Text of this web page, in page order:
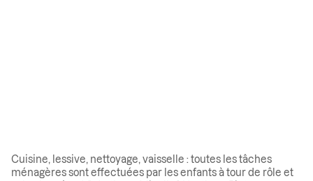
Cuisine, lessive, nettoyage, vaisselle : toutes les tâches
ménagères sont effectuées par les enfants à tour de rôle et